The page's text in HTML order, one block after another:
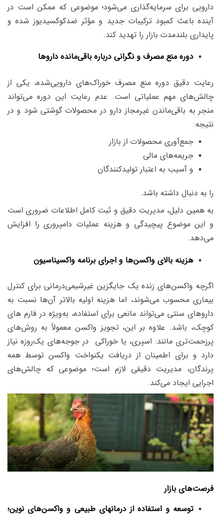
دارویی برای سرمایه‌گذاری می‌شود؛ موضوعی که ممکن است در
آینده باعث کمبود ترکیبات جدید و مؤثر ضدکوکسیدیوز شده و
پایداری بلندمدت بازار را تهدید کند.
دوره منع مصرف و نگرانی درباره باقی‌مانده داروها
رعایت دقیق دوره منع مصرف خوراک‌های دارویی‌شده، یکی از
چالش‌های مهم عملیاتی است. عدم رعایت این دوره می‌تواند
منجر به باقی‌ماندن غیرمجاز دارو در محصولات گوشتی شود و در
نتیجه:
جمع‌آوری محصولات از بازار
جریمه‌های مالی
و آسیب به اعتبار تولیدکنندگان
را به دنبال داشته باشد.
به همین دلیل، مدیریت دقیق و ثبت کامل اطلاعات ضروری است
و این موضوع پیچیدگی و هزینه عملیات دامپروری را افزایش
می‌دهد.
هزینه بالای واکسن‌ها و اجرای برنامه واکسیناسیون
اگرچه واکسن‌های زنده یک جایگزین غیرشیمی‌درمانی برای کنترل
بیماری محسوب می‌شوند، اما هزینه اولیه بالاتر آن‌ها نسبت به
داروهای سنتی می‌تواند مانعی برای استفاده، به‌ویژه در فارم های
کوچک، باشد. علاوه بر این، تجویز واکسن معمولاً به روش‌های
پرزحمت‌تری مانند: اسپری، یا خوراکی در جوجه‌های یک‌روزه نیاز
دارد و برای اطمینان از دریافت یکنواخت واکسن توسط همه
پرندگان، مدیریت دقیقی لازم است؛ موضوعی که چالش‌های
اجرایی ایجاد می‌کند.
فرصت‌های بازار
توسعه و استفاده از درمانهای طبیعی و واکسن‌های نوین؛